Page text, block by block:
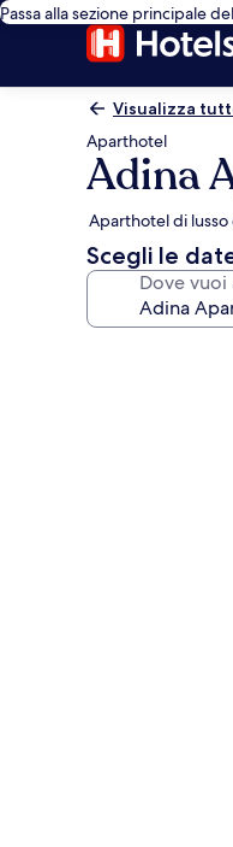
Passa alla sezione principale
Visualizza
Aparthotel
Adina
Aparthotel di
Scegli le
Dove vuoi